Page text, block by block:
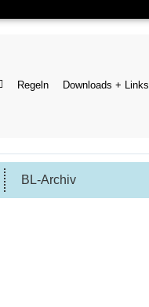
Regeln Downloads + Links
BL-Archiv